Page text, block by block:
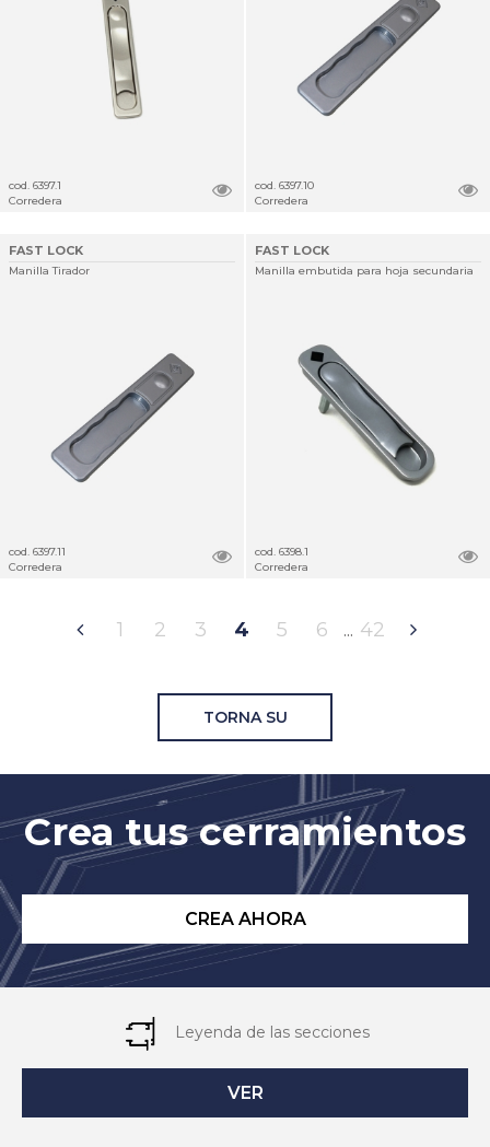
cod. 6397.1
Corredera
cod. 6397.10
Corredera
FAST LOCK
Manilla Tirador
cod. 6397.11
Corredera
FAST LOCK
Manilla embutida para hoja secundaria
cod. 6398.1
Corredera
1 2 3 4 5 6 42
TORNA SU
Crea tus cerramientos
CREA AHORA
Leyenda de las secciones
VER